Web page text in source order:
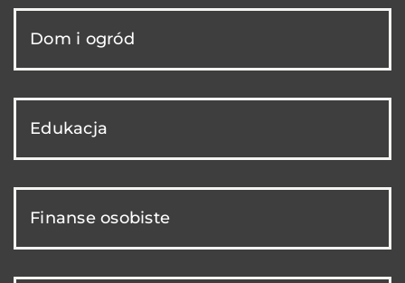
Dom i ogród
Edukacja
Finanse osobiste